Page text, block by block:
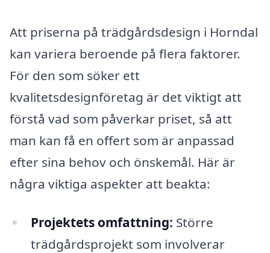
Att priserna på trädgårdsdesign i Horndal
kan variera beroende på flera faktorer.
För den som söker ett
kvalitetsdesignföretag är det viktigt att
förstå vad som påverkar priset, så att
man kan få en offert som är anpassad
efter sina behov och önskemål. Här är
några viktiga aspekter att beakta:
Projektets omfattning: Större
trädgårdsprojekt som involverar